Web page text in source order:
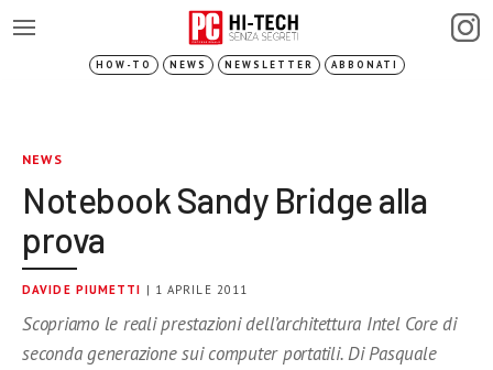
HOW-TO NEWS NEWSLETTER ABBONATI
NEWS
Notebook Sandy Bridge alla
prova
DAVIDE PIUMETTI | 1 APRILE 2011
Scopriamo le reali prestazioni dell’architettura Intel Core di
seconda generazione sui computer portatili. Di Pasquale